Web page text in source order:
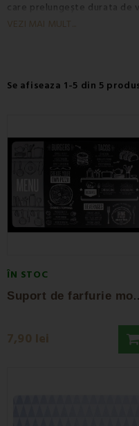
care prelungește durata de
oferta noastră veți găsi
VEZI MAI MULT...
Se afiseaza 1-5 din 5
ÎN STOC
uport de
7,90 lei